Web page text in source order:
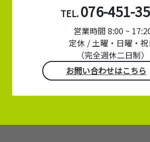
TEL. 076-451-
営業時間 8:00 ~
定休 / 土曜・日曜・祝
（完全週休二日制）
お問い合わせはこちら